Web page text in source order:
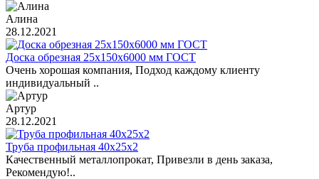
Алина
28.12.2021
Доска обрезная 25х150х6000 мм ГОСТ
Очень хорошая компания, Подход каждому клиенту
индивидуальный ..
Артур
28.12.2021
Труба профильная 40х25х2
Качественный металлопрокат, Привезли в день заказа,
Рекомендую!..